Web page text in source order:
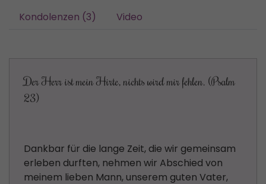
Kondolenzen (3)
Video
Der Herr ist mein Hirte, nichts wird mir fehlen. (Psalm
23)
Dankbar für die lange Zeit, die wir gemeinsam
erleben durften, nehmen wir Abschied von
meinem lieben Mann, unserem guten Vater,